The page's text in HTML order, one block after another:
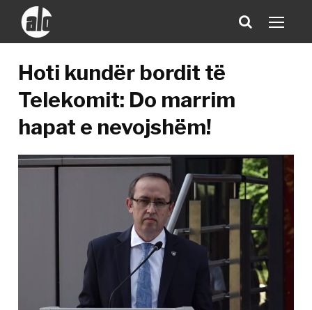
Hoti kundër bordit të
Telekomit: Do marrim
hapat e nevojshëm!